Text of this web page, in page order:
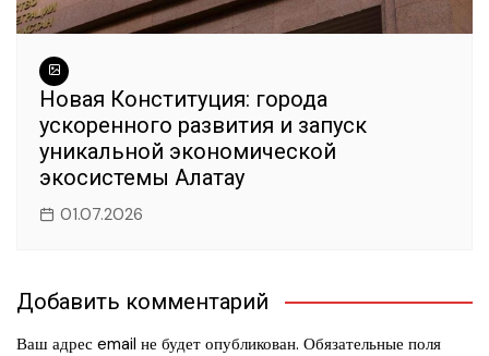
Новая Конституция: города
ускоренного развития и запуск
уникальной экономической
экосистемы Алатау
01.07.2026
Добавить комментарий
Ваш адрес email не будет опубликован. Обязательные поля